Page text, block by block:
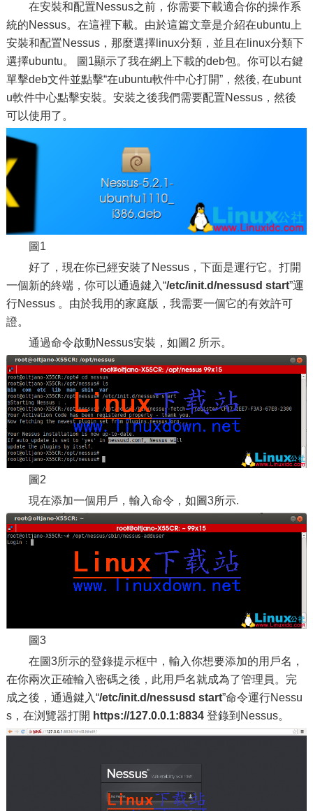
在安裝和配置Nessus之前，你需要下載適合你的操作系
統的Nessus。在這裡下載。由於這篇文章是介紹在ubuntu上
安裝和配置Nessus，那麼選擇linux分類，並且在linux分類下
選擇ubuntu。 圖1顯示了我在網上下載的deb包。你可以右鍵
單擊deb文件並點擊“在ubuntu軟件中心打開”，然後, 在ubunt
u軟件中心點擊安裝。安裝之後我們需要配置Nessus，然後
可以使用了。
圖1
好了，現在你已經安裝了Nessus，下面是運行它。打開
一個新的終端，你可以通過鍵入“/etc/init.d/nessusd start”運
行Nessus 。由於我用的家庭版，我需要一個它的有效許可
證。
通過命令啟動Nessus安裝，如圖2 所示。
圖2
現在添加一個用戶，輸入命令，如圖3所示.
圖3
在圖3所示的登錄提示框中，輸入你想要添加的用戶名，
在你兩次正確輸入密碼之後，此用戶名就成為了管理員。完
成之後，通過鍵入“/etc/init.d/nessusd start”命令運行Nessu
s，在浏覽器打開 https://127.0.0.1:8834 登錄到Nessus。